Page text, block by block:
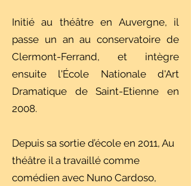
Initié au théâtre en Auvergne, il
passe un an au conservatoire de
Clermont-Ferrand, et intègre
ensuite l'École Nationale d'Art
Dramatique de Saint-Etienne en
2008.
Depuis sa sortie d’école en 2011, Au
théâtre il a travaillé comme
comédien avec Nuno Cardoso,